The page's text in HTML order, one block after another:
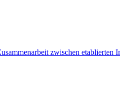
zwischen etablierten